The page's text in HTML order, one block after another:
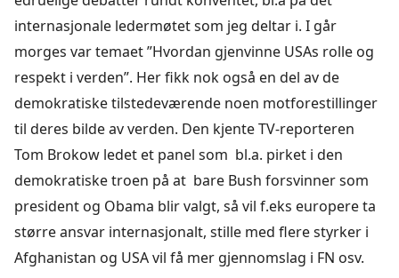
internasjonale ledermøtet som jeg deltar i. I går
morges var temaet ”Hvordan gjenvinne USAs rolle og
respekt i verden”. Her fikk nok også en del av de
demokratiske tilstedeværende noen motforestillinger
til deres bilde av verden. Den kjente TV-reporteren
Tom Brokow ledet et panel som bl.a. pirket i den
demokratiske troen på at bare Bush forsvinner som
president og Obama blir valgt, så vil f.eks europere ta
større ansvar internasjonalt, stille med flere styrker i
Afghanistan og USA vil få mer gjennomslag i FN osv.